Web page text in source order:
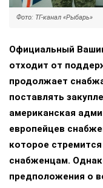
Фото: ТГ-канал «Рыбарь»
Официальный
отходит от
продолжает
поставлять
американская
европейцев
которое
снабженцам.
предположения о